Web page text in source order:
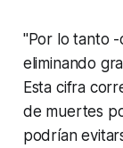
"Por lo tanto
eliminando
Esta cifra
de muertes
podrían